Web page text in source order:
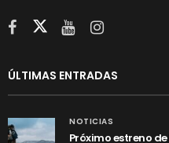
ÚLTIMAS ENTRADAS
NOTICIAS
Próximo estreno de